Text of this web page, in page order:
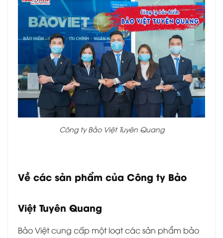
Công ty Bảo Việt Tuyên Quang
Về các sản phẩm của Công ty Bảo
Việt Tuyên Quang
Bảo Việt cung cấp một loạt các sản phẩm bảo